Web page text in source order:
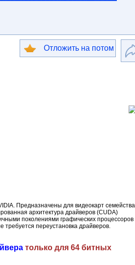
Отложить на потом
Предназначены для видеокарт семейства
архитектура драйверов (CUDA)
поколениями графических процессоров
требуется переустановка драйверов.
только для 64 битных